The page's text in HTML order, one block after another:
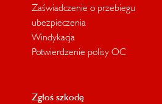
Zaświadczenie o przebiegu
ubezpieczenia
Windykacja
Potwierdzenie polisy OC
Zgłoś szkodę